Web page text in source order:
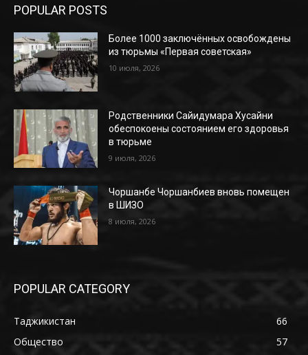
POPULAR POSTS
Более 1000 заключённых освобождены
из тюрьмы «Первая советская»
10 июля, 2026
Родственники Сайидумара Хусайни
обеспокоены состоянием его здоровья
в тюрьме
9 июля, 2026
Чоршанбе Чоршанбиев вновь помещен
в ШИЗО
8 июля, 2026
POPULAR CATEGORY
Таджикистан
66
Общество
57